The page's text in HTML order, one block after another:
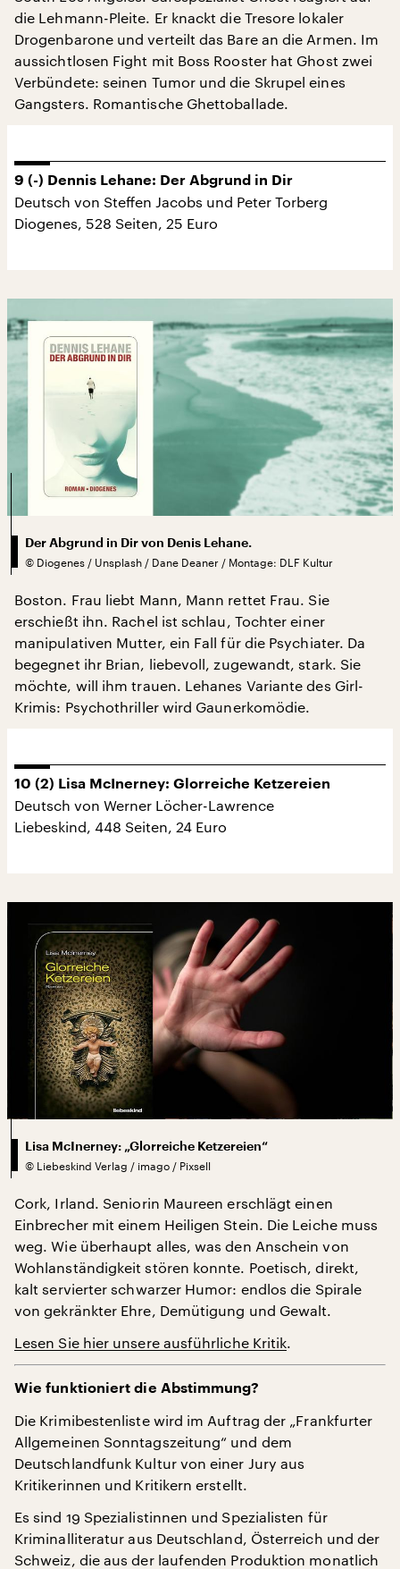
die Lehmann-Pleite. Er knackt die Tresore lokaler
Drogenbarone und verteilt das Bare an die Armen. Im
aussichtlosen Fight mit Boss Rooster hat Ghost zwei
Verbündete: seinen Tumor und die Skrupel eines
Gangsters. Romantische Ghettoballade.
9 (-) Dennis Lehane: Der Abgrund in Dir
Deutsch von Steffen Jacobs und Peter Torberg
Diogenes, 528 Seiten, 25 Euro
Der Abgrund in Dir von Denis Lehane.
© Diogenes / Unsplash / Dane Deaner / Montage: DLF Kultur
Boston. Frau liebt Mann, Mann rettet Frau. Sie
erschießt ihn. Rachel ist schlau, Tochter einer
manipulativen Mutter, ein Fall für die Psychiater. Da
begegnet ihr Brian, liebevoll, zugewandt, stark. Sie
möchte, will ihm trauen. Lehanes Variante des Girl-
Krimis: Psychothriller wird Gaunerkomödie.
10 (2) Lisa McInerney: Glorreiche Ketzereien
Deutsch von Werner Löcher-Lawrence
Liebeskind, 448 Seiten, 24 Euro
Lisa McInerney: „Glorreiche Ketzereien“
© Liebeskind Verlag / imago / Pixsell
Cork, Irland. Seniorin Maureen erschlägt einen
Einbrecher mit einem Heiligen Stein. Die Leiche muss
weg. Wie überhaupt alles, was den Anschein von
Wohlanständigkeit stören konnte. Poetisch, direkt,
kalt servierter schwarzer Humor: endlos die Spirale
von gekränkter Ehre, Demütigung und Gewalt.
Lesen Sie hier unsere ausführliche Kritik.
Wie funktioniert die Abstimmung?
Die Krimibestenliste wird im Auftrag der „Frankfurter
Allgemeinen Sonntagszeitung“ und dem
Deutschlandfunk Kultur von einer Jury aus
Kritikerinnen und Kritikern erstellt.
Es sind 19 Spezialistinnen und Spezialisten für
Kriminalliteratur aus Deutschland, Österreich und der
Schweiz, die aus der laufenden Produktion monatlich